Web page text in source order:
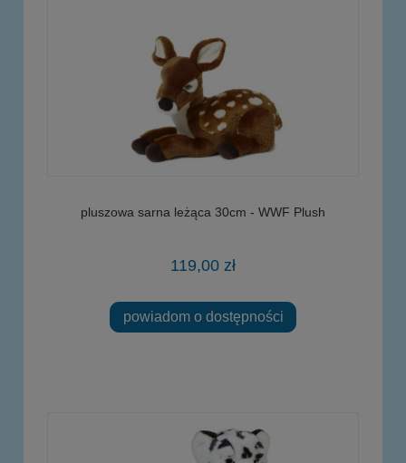
pluszowa sarna leżąca 30cm - WWF Plush
119,00 zł
powiadom o dostępności